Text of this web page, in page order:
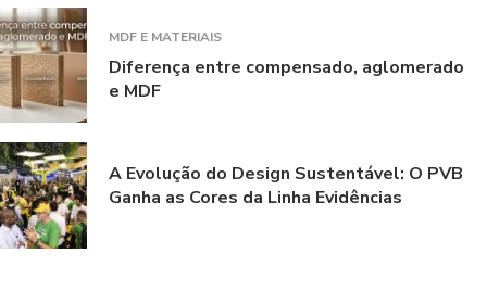
MDF E MATERIAIS
Diferença entre compensado, aglomerado
e MDF
A Evolução do Design Sustentável: O PVB
Ganha as Cores da Linha Evidências